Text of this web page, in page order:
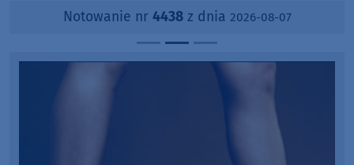
Notowanie nr 4438z dnia 2026-08-07